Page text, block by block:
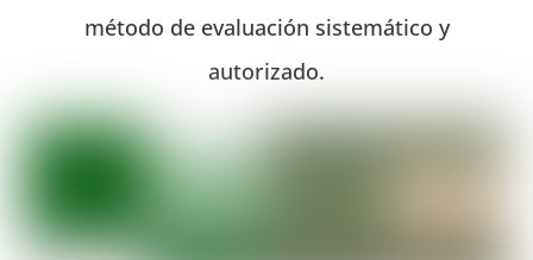
método de evaluación sistemático y
autorizado.